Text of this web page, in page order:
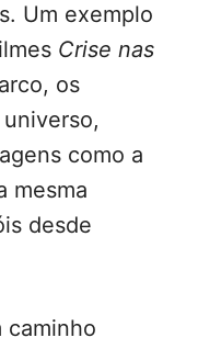
Um exemplo
Crise nas
os
como a
mesma
desde
caminho